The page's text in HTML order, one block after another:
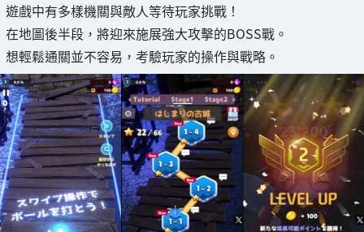
遊戲中有多樣機關與敵人等待玩家挑戰！
在地圖後半段，將迎來施展強大攻擊的BOSS戰。
想輕鬆通關並不容易，考驗玩家的操作與戰略。